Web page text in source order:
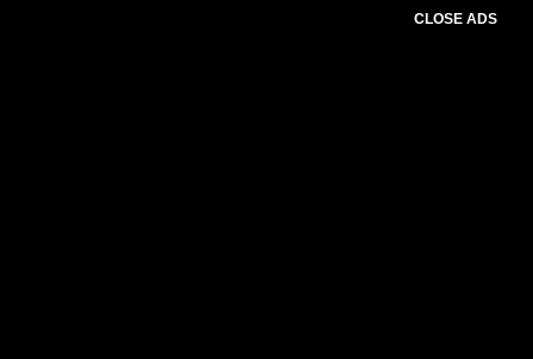
CLOSE ADS